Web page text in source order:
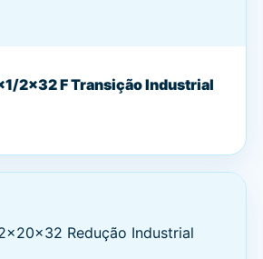
2x32 F Transição Industrial